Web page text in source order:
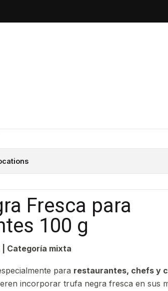
negra fresca
Fresca para
100 g
| Categoría mixta
para restaurantes, chefs y
incorporar trufa negra fresca en sus